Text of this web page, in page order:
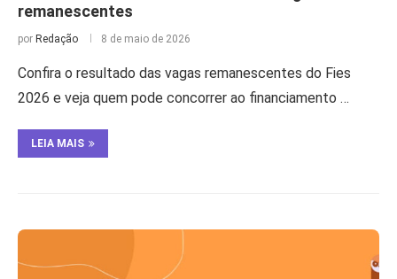
remanescentes
por Redação 8 de maio de 2026
Confira o resultado das vagas remanescentes do Fies
2026 e veja quem pode concorrer ao financiamento …
LEIA MAIS